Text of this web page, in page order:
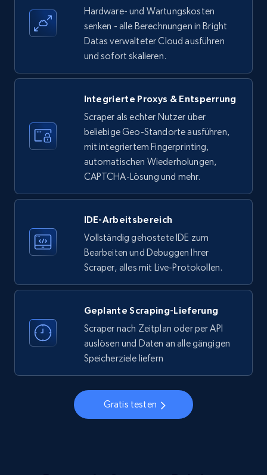
upc numbers
Title, Seller name, Brand, Description, Initial
price, Currency, Availability, Reviews count, and
LinkedIn company information
ID, Name, Country code, Locations, Followers,
Employees in linkedin, About, Specialties, and
3.5K+ Gratis testen
business account, Is professional account, Is
verified, and more.
3.5K+ Gratis testen
Instagram - Profiles - Collect profile
Hardware- und Wartungskosten
senken - alle Berechnungen in Bright
Datas verwalteter Cloud ausführen
und sofort skalieren.
Integrierte Proxys & Entsperrung
Scraper als echter Nutzer über
beliebige Geo-Standorte ausführen,
mit integriertem Fingerprinting,
automatischen Wiederholungen,
CAPTCHA-Lösung und mehr.
IDE-Arbeitsbereich
Vollständig gehostete IDE zum
Bearbeiten und Debuggen Ihrer
Scraper, alles mit Live-Protokollen.
Geplante Scraping-Lieferung
Scraper nach Zeitplan oder per API
auslösen und Daten an alle gängigen
Speicherziele liefern
Gratis testen